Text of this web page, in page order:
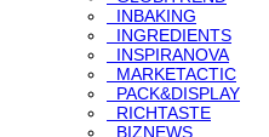
INBAKING
INGREDIENTS
INSPIRANOVA
MARKETACTIC
PACK&DISPLAY
RICHTASTE
BIZNEWS